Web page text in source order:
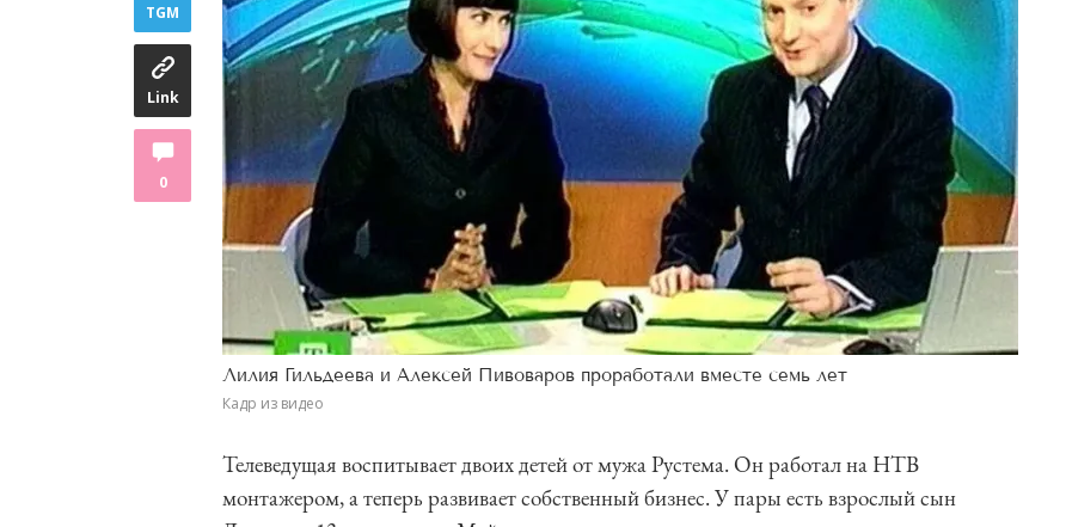
TGM
Link
0
Лилия Гильдеева и Алексей Пивоваров проработали вместе семь лет
Кадр из видео
Телеведущая воспитывает двоих детей от мужа Рустема. Он работал на НТВ
монтажером, а теперь развивает собственный бизнес. У пары есть взрослый сын